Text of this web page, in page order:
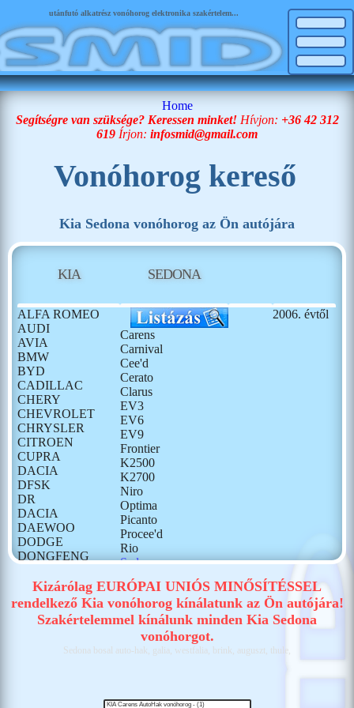
utánfutó alkatrész vonóhorog elektronika szakértelem...
Home
Segítségre van szüksége? Keressen minket! Hívjon: +36 42 312
619 Írjon: infosmid@gmail.com
Vonóhorog kereső
Kia Sedona vonóhorog az Ön autójára
KIA SEDONA
ALFA ROMEO
AUDI
AVIA
BMW
BYD
CADILLAC
CHERY
CHEVROLET
CHRYSLER
CITROEN
CUPRA
DACIA
DFSK
DR
DACIA
DAEWOO
DODGE
DONGFENG
FORD
GONOW
HONDA
HONGQI
HYUNDAI
Carens
Carnival
Cee'd
Cerato
Clarus
EV3
EV6
EV9
Frontier
K2500
K2700
Niro
Optima
Picanto
Procee'd
Rio
Sedona
Sephia
Shuma
Sorento
Soul
Sportage I
Sportage II
Stinger
2006. évtől
Kizárólag EURÓPAI UNIÓS MINŐSÍTÉSSEL
rendelkező Kia vonóhorog kínálatunk az Ön autójára!
Szakértelemmel kínálunk minden Kia Sedona
vonóhorgot.
Sedona bosal auto-hak, galia, westfalia, brink, auguszt, thule,